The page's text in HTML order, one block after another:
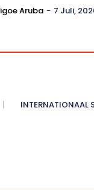
Aruba - 7 Juli,
INTERNATIONAAL